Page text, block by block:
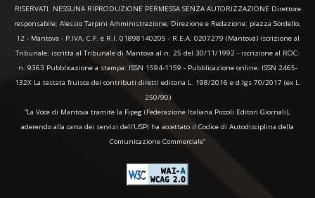
RISERVATI. NESSUNA RIPRODUZIONE PERMESSA SENZA AUTORIZZAZIONE Direttore
responsabile: Alessio Tarpini Amministrazione, Direzione e Redazione: piazza Sordello,
12 - Mantova - P.IVA, C.F. e R.I. 01898140205 - R.E.A. 0207279 (Mantova) iscrizione al
Tribunale: iscritta al Tribunale di Mantova al n. 25 del 30/11/1992 - iscrizione al ROC:
n. 9363 Pubblicazione a stampa: ISSN 1594-1159 - Pubblicazione online: ISSN 2465-
132X La testata fruisce dei contributi diretti editoria L. 198/2016 e d.lgs 70/2017 (ex L.
250/90)
“La Voce di Mantova tramite la Fipeg (Federazione Italiana Piccoli Editori Giornali),
aderendo alla carta dei servizi dell'USPI ha accettato il Codice di Autodisciplina della
Comunicazione Commerciale"